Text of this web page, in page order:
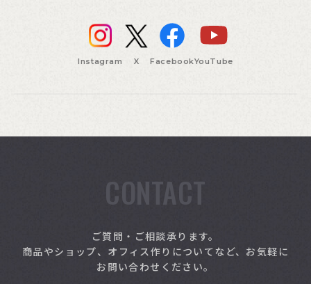
Instagram X FacebookYouTube
CONTACT
ご質問・ご相談承ります。
商品やショップ、オフィス作りについてなど、お気軽に
お問い合わせください。